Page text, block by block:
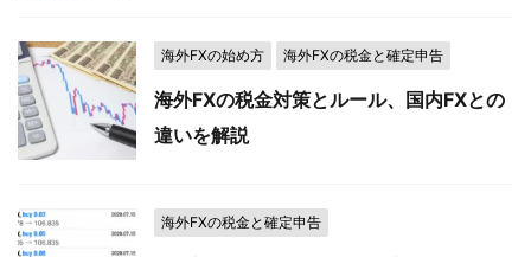
海外FXの始め方 海外FXの税金と確定申告
海外FXの税金対策とルール、国内FXとの
違いを解説
海外FXの税金と確定申告